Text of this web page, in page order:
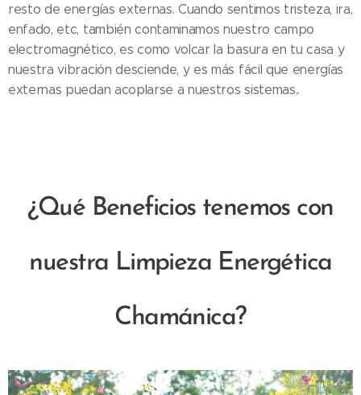
resto de energías externas. Cuando sentimos tristeza, ira,
enfado, etc, también contaminamos nuestro campo
electromagnético, es como volcar la basura en tu casa y
nuestra vibración desciende, y es más fácil que energías
externas puedan acoplarse a nuestros sistemas..
¿Qué Beneficios tenemos con
nuestra Limpieza Energética
Chamánica?